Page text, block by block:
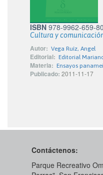
ISBN 978-9962-659-
Cultura y
Autor: Vega Ruíz, Angel
Editorial: Editorial
Materia: Ensayos
Publicado: 2011-11-17
Contáctenos:
Parque Recreativo